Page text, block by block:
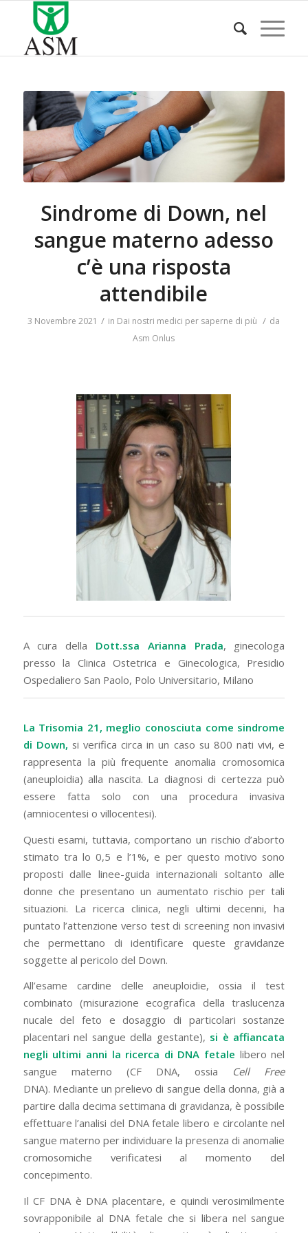
Sindrome di Down, nel
sangue materno adesso
c’è una risposta
attendibile
3 Novembre 2021 / in Dai nostri medici per saperne di più / da
Asm Onlus
A cura della Dott.ssa Arianna Prada, ginecologa
presso la Clinica Ostetrica e Ginecologica, Presidio
Ospedaliero San Paolo, Polo Universitario, Milano
La Trisomia 21, meglio conosciuta come sindrome
di Down, si verifica circa in un caso su 800 nati vivi, e
rappresenta la più frequente anomalia cromosomica
(aneuploidia) alla nascita. La diagnosi di certezza può
essere fatta solo con una procedura invasiva
(amniocentesi o villocentesi).
Questi esami, tuttavia, comportano un rischio d’aborto
stimato tra lo 0,5 e l’1%, e per questo motivo sono
proposti dalle linee-guida internazionali soltanto alle
donne che presentano un aumentato rischio per tali
situazioni. La ricerca clinica, negli ultimi decenni, ha
puntato l’attenzione verso test di screening non invasivi
che permettano di identificare queste gravidanze
soggette al pericolo del Down.
All’esame cardine delle aneuploidie, ossia il test
combinato (misurazione ecografica della traslucenza
nucale del feto e dosaggio di particolari sostanze
placentari nel sangue della gestante), si è affiancata
negli ultimi anni la ricerca di DNA fetale libero nel
sangue materno (CF DNA, ossia Cell Free
DNA). Mediante un prelievo di sangue della donna, già a
partire dalla decima settimana di gravidanza, è possibile
effettuare l’analisi del DNA fetale libero e circolante nel
sangue materno per individuare la presenza di anomalie
cromosomiche verificatesi al momento del
concepimento.
Il CF DNA è DNA placentare, e quindi verosimilmente
sovrapponibile al DNA fetale che si libera nel sangue